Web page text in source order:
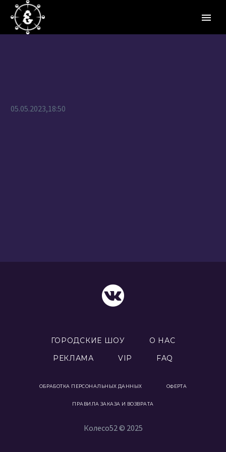
05.05.2023,18:50
ГОРОДСКИЕ ШОУ
О НАС
РЕКЛАМА
VIP FAQ
ОБРАБОТКА ПЕРСОНАЛЬНЫХ ДАННЫХ ОФЕРТА
ПРАВИЛА ЗАКАЗА И ВОЗВРАТА
Колесо52 © 2025